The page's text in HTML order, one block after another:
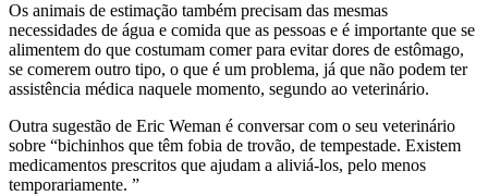
Os animais de estimação também precisam das mesmas
necessidades de água e comida que as pessoas e é importante que se
alimentem do que costumam comer para evitar dores de estômago,
se comerem outro tipo, o que é um problema, já que não podem ter
assistência médica naquele momento, segundo ao veterinário.
Outra sugestão de Eric Weman é conversar com o seu veterinário
sobre “bichinhos que têm fobia de trovão, de tempestade. Existem
medicamentos prescritos que ajudam a aliviá-los, pelo menos
temporariamente. ”